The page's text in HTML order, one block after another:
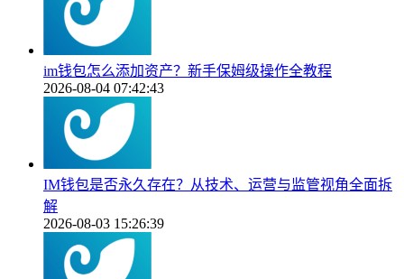
im钱包怎么添加资产？新手保姆级操作全教程
2026-08-04 07:42:43
IM钱包是否永久存在？从技术、运营与监管视角全面拆
解
2026-08-03 15:26:39